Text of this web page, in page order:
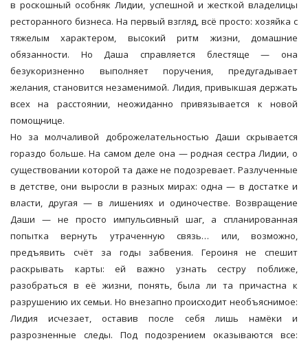
в роскошный особняк Лидии, успешной и жесткой владелицы
ресторанного бизнеса. На первый взгляд, всё просто: хозяйка с
тяжелым характером, высокий ритм жизни, домашние
обязанности. Но Даша справляется блестяще — она
безукоризненно выполняет поручения, предугадывает
желания, становится незаменимой. Лидия, привыкшая держать
всех на расстоянии, неожиданно привязывается к новой
помощнице.
Но за молчаливой доброжелательностью Даши скрывается
гораздо больше. На самом деле она — родная сестра Лидии, о
существовании которой та даже не подозревает. Разлученные
в детстве, они выросли в разных мирах: одна — в достатке и
власти, другая — в лишениях и одиночестве. Возвращение
Даши — не просто импульсивный шаг, а спланированная
попытка вернуть утраченную связь… или, возможно,
предъявить счёт за годы забвения. Героиня не спешит
раскрывать карты: ей важно узнать сестру поближе,
разобраться в её жизни, понять, была ли та причастна к
разрушению их семьи. Но внезапно происходит необъяснимое:
Лидия исчезает, оставив после себя лишь намёки и
разрозненные следы. Под подозрением оказываются все: